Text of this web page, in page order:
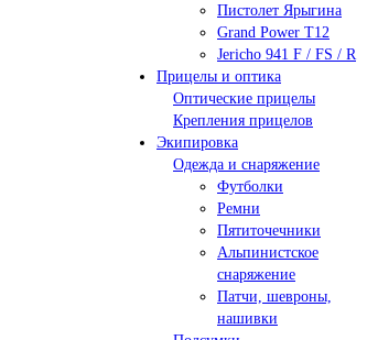
Пистолет Ярыгина
Grand Power T12
Jericho 941 F / FS / R
Прицелы и оптика
Оптические прицелы
Крепления прицелов
Экипировка
Одежда и снаряжение
Футболки
Ремни
Пятиточечники
Альпинистское
снаряжение
Патчи, шевроны,
нашивки